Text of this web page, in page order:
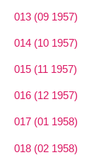
013 (09 1957)
014 (10 1957)
015 (11 1957)
016 (12 1957)
017 (01 1958)
018 (02 1958)